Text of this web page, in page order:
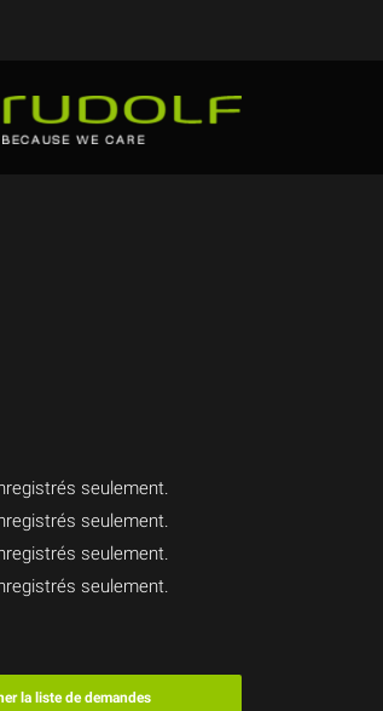
seulement.
seulement.
seulement.
seulement.
la liste de demandes